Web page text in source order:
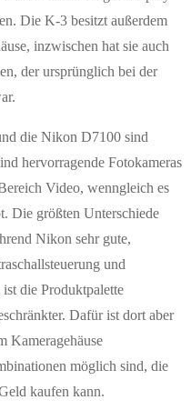
Die K-3 besitzt außerdem
inzwischen hat sie auch
der ursprünglich bei der
die Nikon D7100 sind
hervorragende Fotokameras
Video, wenngleich es
Die größten Unterschiede
Nikon sehr gute,
und
die Produktpalette
Dafür ist dort aber
Kameragehäuse
möglich sind, die
kaufen kann.